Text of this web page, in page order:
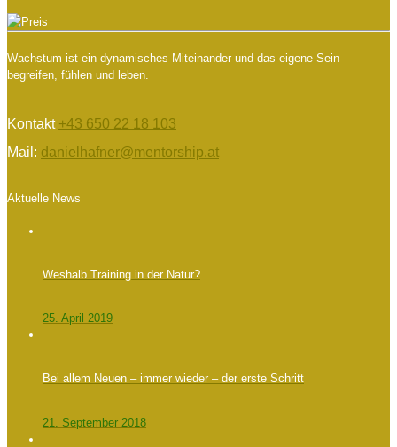
Wachstum ist ein dynamisches Miteinander und das eigene Sein
begreifen, fühlen und leben.
Kontakt +43 650 22 18 103
Mail: danielhafner@mentorship.at
Aktuelle News
Weshalb Training in der Natur?
25. April 2019
Bei allem Neuen – immer wieder – der erste Schritt
21. September 2018